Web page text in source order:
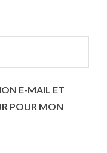
E-MAIL ET
POUR MON